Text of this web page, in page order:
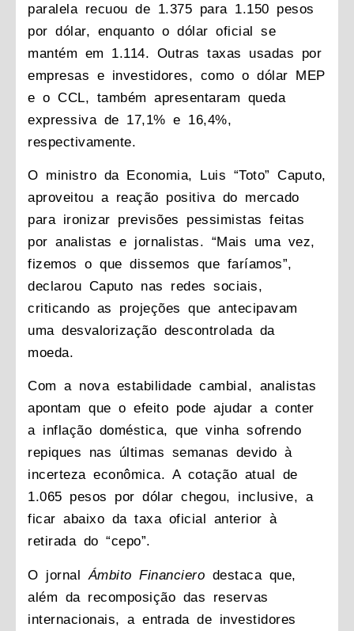
paralela recuou de 1.375 para 1.150 pesos
por dólar, enquanto o dólar oficial se
mantém em 1.114. Outras taxas usadas por
empresas e investidores, como o dólar MEP
e o CCL, também apresentaram queda
expressiva de 17,1% e 16,4%,
respectivamente.
O ministro da Economia, Luis “Toto” Caputo,
aproveitou a reação positiva do mercado
para ironizar previsões pessimistas feitas
por analistas e jornalistas. “Mais uma vez,
fizemos o que dissemos que faríamos”,
declarou Caputo nas redes sociais,
criticando as projeções que antecipavam
uma desvalorização descontrolada da
moeda.
Com a nova estabilidade cambial, analistas
apontam que o efeito pode ajudar a conter
a inflação doméstica, que vinha sofrendo
repiques nas últimas semanas devido à
incerteza econômica. A cotação atual de
1.065 pesos por dólar chegou, inclusive, a
ficar abaixo da taxa oficial anterior à
retirada do “cepo”.
O jornal Ámbito Financiero destaca que,
além da recomposição das reservas
internacionais, a entrada de investidores